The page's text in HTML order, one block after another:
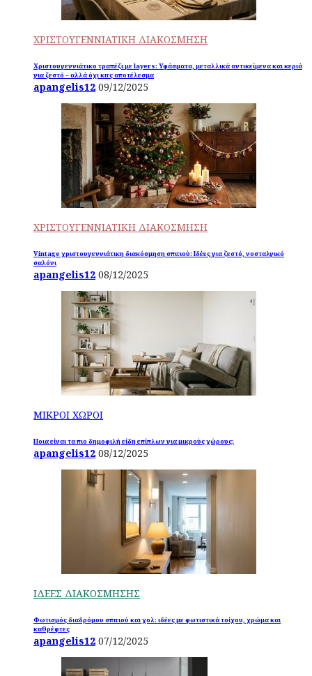
ΧΡΙΣΤΟΥΓΕΝΝΙΑΤΙΚΗ ΔΙΑΚΟΣΜΗΣΗ
Χριστουγεννιάτικο τραπέζι με layers: Υφάσματα, μεταλλικά αντικείμενα και κεριά
για ζεστό – αλλά όχι κιτς αποτέλεσμα
apangelis12 09/12/2025
ΧΡΙΣΤΟΥΓΕΝΝΙΑΤΙΚΗ ΔΙΑΚΟΣΜΗΣΗ
Vintage χριστουγεννιάτικη διακόσμηση σπιτιού: Ιδέες για ζεστό, νοσταλγικό
σαλόνι
apangelis12 08/12/2025
ΜΙΚΡΟΙ ΧΩΡΟΙ
Ποια είναι τα πιο δημοφιλή είδη επίπλων για μικρούς χώρους;
apangelis12 08/12/2025
ΙΔΕΕΣ ΔΙΑΚΟΣΜΗΣΗΣ
Φωτισμός διαδρόμου σπιτιού και χολ: ιδέες με φωτιστικά τοίχου, χρώμα και
καθρέφτες
apangelis12 07/12/2025